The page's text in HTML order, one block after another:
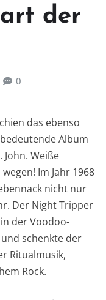
der
0
das ebenso
Album
John. Weiße
Im Jahr 1968
nicht nur
Der Night Tripper
der Voodoo-
schenkte der
Ritualmusik,
Rock.